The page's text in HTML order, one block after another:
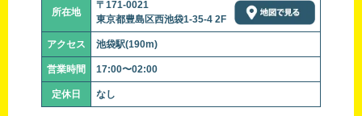
所在地
〒171-0021
東京都豊島区西池袋1-35-4 2F
アクセス 池袋駅(190m)
営業時間 17:00〜02:00
定休日 なし